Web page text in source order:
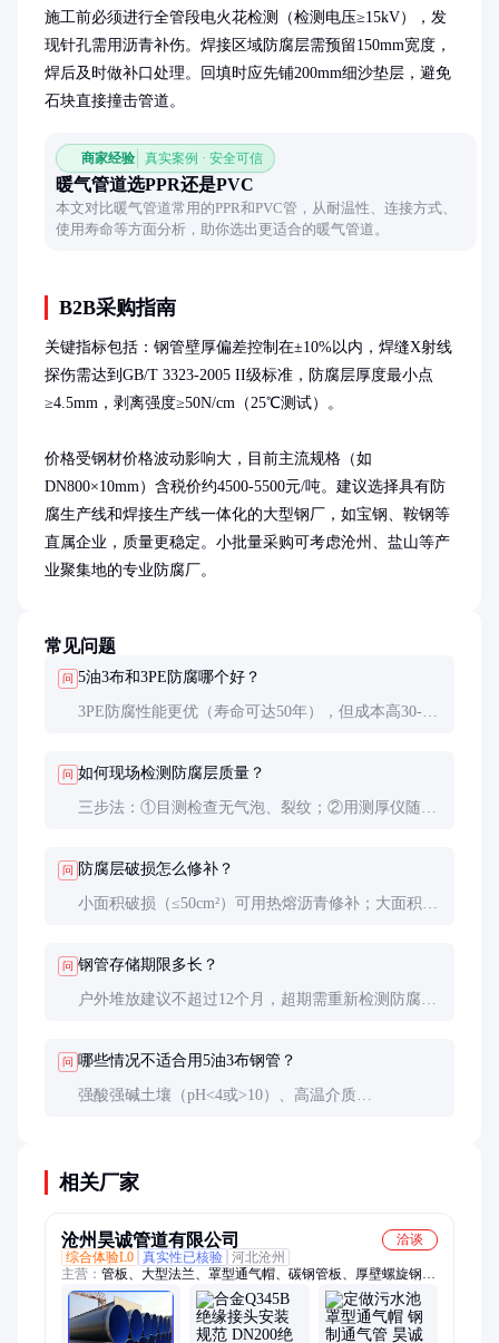
施工前必须进行全管段电火花检测（检测电压≥15kV），发
现针孔需用沥青补伤。焊接区域防腐层需预留150mm宽度，
焊后及时做补口处理。回填时应先铺200mm细沙垫层，避免
石块直接撞击管道。
商家经验 真实案例 · 安全可信
暖气管道选PPR还是PVC
本文对比暖气管道常用的PPR和PVC管，从耐温性、连接方式、
使用寿命等方面分析，助你选出更适合的暖气管道。
B2B采购指南
关键指标包括：钢管壁厚偏差控制在±10%以内，焊缝X射线
探伤需达到GB/T 3323-2005 II级标准，防腐层厚度最小点
≥4.5mm，剥离强度≥50N/cm（25℃测试）。
价格受钢材价格波动影响大，目前主流规格（如
DN800×10mm）含税价约4500-5500元/吨。建议选择具有防
腐生产线和焊接生产线一体化的大型钢厂，如宝钢、鞍钢等
直属企业，质量更稳定。小批量采购可考虑沧州、盐山等产
业聚集地的专业防腐厂。
常见问题
问 5油3布和3PE防腐哪个好？
3PE防腐性能更优（寿命可达50年），但成本高30-
问 如何现场检测防腐层质量？
三步法：①目测检查无气泡、裂纹；②用测厚仪随机
问 防腐层破损怎么修补？
小面积破损（≤50cm²）可用热熔沥青修补；大面积破
问 钢管存储期限多长？
户外堆放建议不超过12个月，超期需重新检测防腐层
问 哪些情况不适合用5油3布钢管？
强酸强碱土壤（pH<4或>10）、高温介质
相关厂家
沧州昊诚管道有限公司
洽谈
综合体验L0 真实性已核验 河北沧州
主营： 管板、大型法兰、罩型通气帽、碳钢管板、厚壁螺旋钢
管、人孔门、常压人孔、垂直吊盖人孔、绝缘接头、绝缘法兰、
换热器管板、冷凝器管板、大口径法兰、隔热管托、恒力弹簧支
吊架、管托、管道支吊架、人孔、弹簧支吊架、堆焊管板、复合